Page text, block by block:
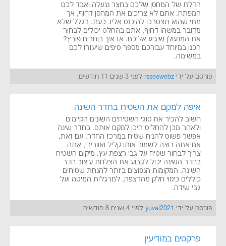
הדלת של המחסן שלכם בחצר ננעלה ואבד לכם
המפתח. אתם לא צריכים את המחסן דחוף, אך
מתי שהוא תצטרכו להיכנס אליו. כעת, בגלל שלא
מדובר במשהו דחוף, אתם בהחלט יכולים לבחור
את המנעולן שיגיע אליכם. אז איך בוחרים פורץ?
הכנו במיוחד עבורכם מספר טיפים שיעזרו לכם
במשימה.
פורסם על ידי rsseowebz לפני 3 שנים 11 חודשים
איפה למקם את השטיח בחדר השינה
חשוב להכיר את סוגי השטיחים השונים הקיימים
ולאחר מכן להחליט היכן למקם אותם. בחדר שינה
אפשר פשוט להניח שטיח במרכז החדר. עם זאת,
אם אתה רוצה לשמור אותו קליל ואוורירי, אתה
צריך לבחור שטיח על גבי רצפת עץ. מיקום השטיח
בחדר השינה יכול לקבוע את הצלחת עיצוב חדר
השינה. המקומות הנפוצים ביותר להנחת שטיחים
כוללים כיסוי חלק מהרצפה, למרגלות המיטה ועל
גבי שידה.
פורסם על ידי yuval2021 לפני 4 שנים 8 חודשים
פרקטים במודיעין